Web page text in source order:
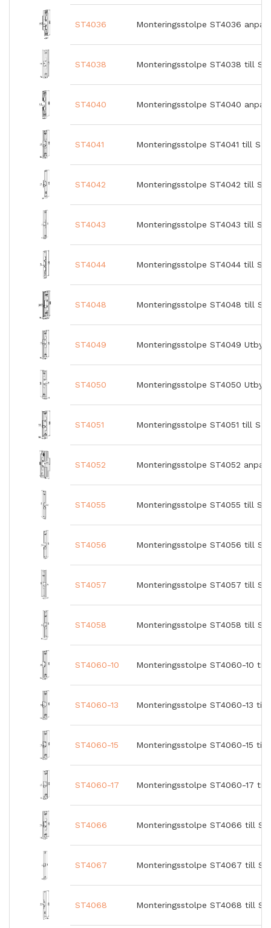
ST4036 Monteringsstolpe ST4036
ST4038 Monteringsstolpe ST4038 till
ST4040 Monteringsstolpe ST4040
ST4041 Monteringsstolpe ST4041 till
ST4042 Monteringsstolpe ST4042 till
ST4043 Monteringsstolpe ST4043 till
ST4044 Monteringsstolpe ST4044 till
ST4048 Monteringsstolpe ST4048 till
ST4049 Monteringsstolpe ST4049
ST4050 Monteringsstolpe ST4050
ST4051 Monteringsstolpe ST4051 till
ST4052 Monteringsstolpe ST4052
ST4055 Monteringsstolpe ST4055 till
ST4056 Monteringsstolpe ST4056 till
ST4057 Monteringsstolpe ST4057 till
ST4058 Monteringsstolpe ST4058 till
ST4060-10 Monteringsstolpe ST4060-10 till
ST4060-13 Monteringsstolpe ST4060-13 till
ST4060-15 Monteringsstolpe ST4060-15 till
ST4060-17 Monteringsstolpe ST4060-17 till
ST4066 Monteringsstolpe ST4066 till
ST4067 Monteringsstolpe ST4067 till
ST4068 Monteringsstolpe ST4068 till